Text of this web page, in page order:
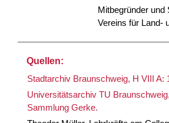
Mitbegründer und
Vereins für Land-
Quellen:
Stadtarchiv Braunschweig, H VIII A:
Universitätsarchiv TU
Sammlung Gerke.